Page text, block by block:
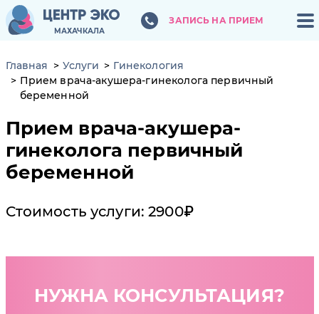
МАХАЧКАЛА
ЗАПИСЬ НА ПРИЕМ
МАХАЧКАЛА
ЗАПИСЬ НА ПРИЕМ
Главная Услуги
Гинекология
Прием врача-акушера-гинеколога первичный
беременной
Прием врача-акушера-
гинеколога первичный
беременной
Стоимость услуги: 2900₽
НУЖНА КОНСУЛЬТАЦИЯ?